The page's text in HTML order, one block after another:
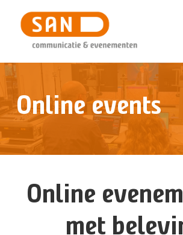
main
content
Online events
Online
met